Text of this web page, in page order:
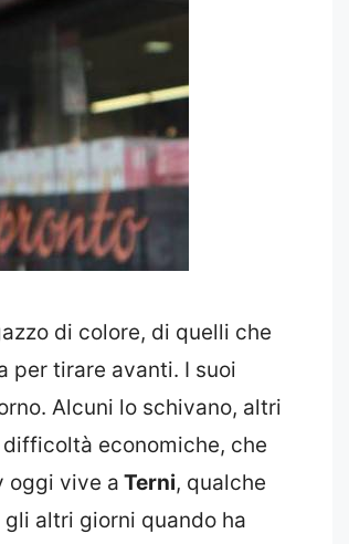
di colore, di quelli che
per tirare avanti. I suoi
Alcuni lo schivano, altri
economiche, che
oggi vive a Terni, qualche
altri giorni quando ha